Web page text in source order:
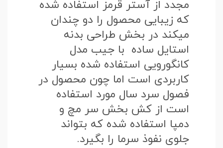
مجدد از آستر قرمز استفاده شده
که زیبایی محصول را دو چندان
میکند در بخش طراحی بدنه
استایل ساده با جیب مدل
کانگورویی استفاده شده بسیار
کاربردی است اما چون محصول در
فصول سرد سال مورد استفاده
است از کش بخش سر مچ و
دمپا استفاده شده که بتواند
جلوی نفوذ سرما را بگیرد.